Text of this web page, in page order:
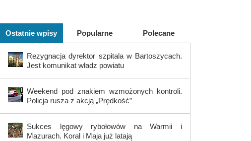
Ostatnie wpisy Popularne Polecane
Rezygnacja dyrektor szpitala w Bartoszycach.
Jest komunikat władz powiatu
Weekend pod znakiem wzmożonych kontroli.
Policja rusza z akcją „Prędkość”
Sukces lęgowy rybołowów na Warmii i
Mazurach. Koral i Maja już latają